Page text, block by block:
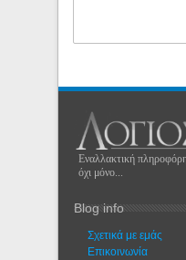
Εναλλακτική
όχι μόνο...
Blog info
Σχετικά με εμάς
Eπικοινωνία